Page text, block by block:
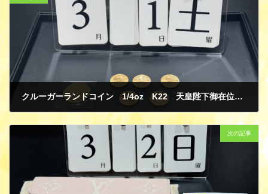
クルーガーランドコイン 1/4oz K22 天皇陛下御在位60年記念10万円金貨 K24 純金 買取
次の記事